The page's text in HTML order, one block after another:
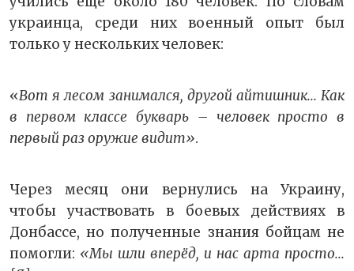
украинца, среди них военный опыт был
только у нескольких человек:
«Вот я лесом занимался, другой айтишник... Как
в первом классе букварь – человек просто в
первый раз оружие видит».
Через месяц они вернулись на Украину,
чтобы участвовать в боевых действиях в
Донбассе, но полученные знания бойцам не
помогли: «Мы шли вперёд, и нас арта просто...